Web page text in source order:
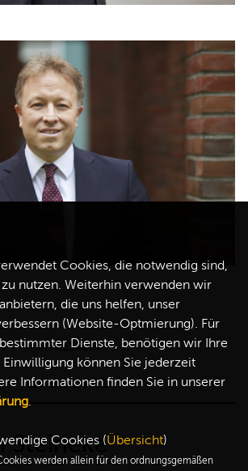
IMPRESSUM
DATENSCHUTZ
Steineke
Cookies, die notwendig sind,
nutzen. Weiterhin verwenden wir
die uns helfen, unser
(Website-Optmierung). Für
Dienste, benötigen wir Ihre
können Sie jederzeit
Informationen finden Sie in unserer
.
Cookies (Übersicht)
werden allein für den ordnungsgemäßen